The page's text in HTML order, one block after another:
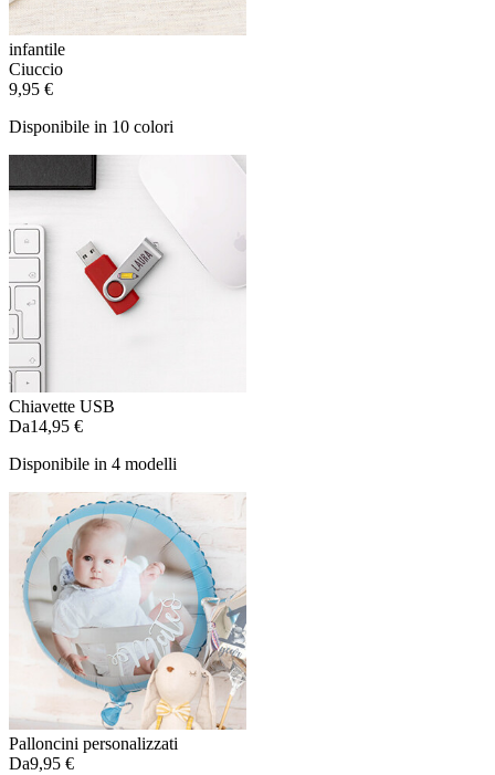
infantile
Ciuccio
9,95 €
Disponibile in 10 colori
Chiavette USB
Da14,95 €
Disponibile in 4 modelli
Palloncini personalizzati
Da9,95 €